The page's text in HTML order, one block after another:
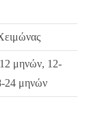
μηνών, 12-
24 μηνών